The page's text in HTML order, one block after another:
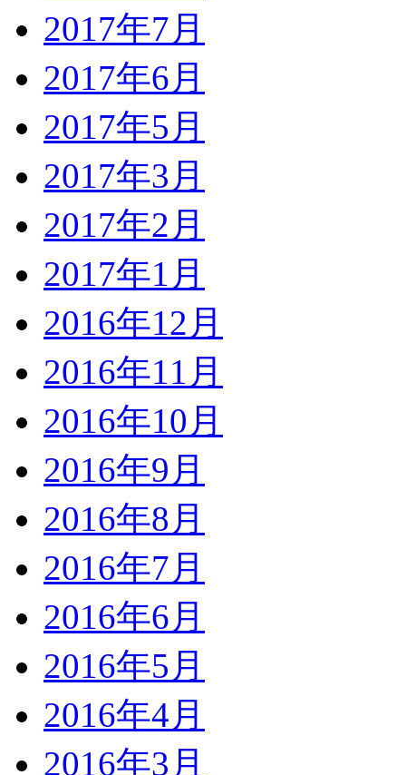
2017年7月
2017年6月
2017年5月
2017年3月
2017年2月
2017年1月
2016年12月
2016年11月
2016年10月
2016年9月
2016年8月
2016年7月
2016年6月
2016年5月
2016年4月
2016年3月